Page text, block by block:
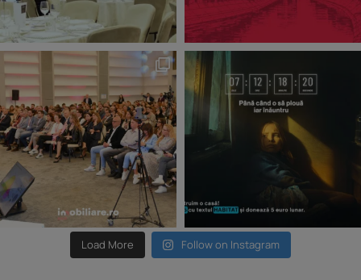
Load More Follow on Instagram